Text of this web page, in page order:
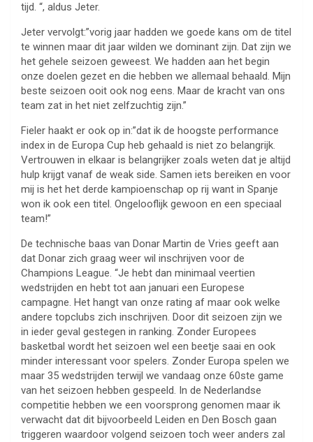
tijd. “, aldus Jeter.
Jeter vervolgt:”vorig jaar hadden we goede kans om de titel
te winnen maar dit jaar wilden we dominant zijn. Dat zijn we
het gehele seizoen geweest. We hadden aan het begin
onze doelen gezet en die hebben we allemaal behaald. Mijn
beste seizoen ooit ook nog eens. Maar de kracht van ons
team zat in het niet zelfzuchtig zijn.”
Fieler haakt er ook op in:”dat ik de hoogste performance
index in de Europa Cup heb gehaald is niet zo belangrijk.
Vertrouwen in elkaar is belangrijker zoals weten dat je altijd
hulp krijgt vanaf de weak side. Samen iets bereiken en voor
mij is het het derde kampioenschap op rij want in Spanje
won ik ook een titel. Ongelooflijk gewoon en een speciaal
team!”
De technische baas van Donar Martin de Vries geeft aan
dat Donar zich graag weer wil inschrijven voor de
Champions League. “Je hebt dan minimaal veertien
wedstrijden en hebt tot aan januari een Europese
campagne. Het hangt van onze rating af maar ook welke
andere topclubs zich inschrijven. Door dit seizoen zijn we
in ieder geval gestegen in ranking. Zonder Europees
basketbal wordt het seizoen wel een beetje saai en ook
minder interessant voor spelers. Zonder Europa spelen we
maar 35 wedstrijden terwijl we vandaag onze 60ste game
van het seizoen hebben gespeeld. In de Nederlandse
competitie hebben we een voorsprong genomen maar ik
verwacht dat dit bijvoorbeeld Leiden en Den Bosch gaan
triggeren waardoor volgend seizoen toch weer anders zal